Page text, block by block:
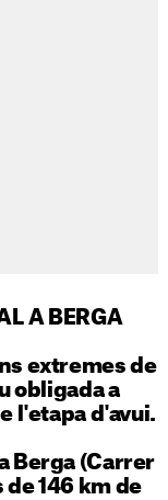
A BERGA
extremes de
obligada a
l'etapa d'avui.
Berga (Carrer
de 146 km de